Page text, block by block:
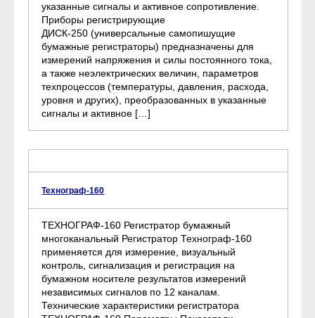
указанные сигналы и активное сопротивление.
Приборы регистрирующие
ДИСК-250 (универсальные самопишущие
бумажные регистраторы) предназначены для
измерений напряжения и силы постоянного тока,
а также неэлектрических величин, параметров
техпроцессов (температуры, давления, расхода,
уровня и других), преобразованных в указанные
сигналы и активное […]
Технограф-160
ТЕХНОГРАФ-160 Регистратор бумажный
многоканальный Регистратор Технограф-160
применяется для измерение, визуальный
контроль, сигнализация и регистрация на
бумажном носителе результатов измерений
независимых сигналов по 12 каналам.
Технические характеристики регистратора